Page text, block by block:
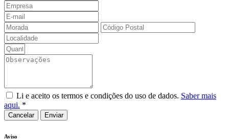
Li e aceito os termos e condições do uso de dados. Saber mais
aqui. *
Cancelar
Aviso